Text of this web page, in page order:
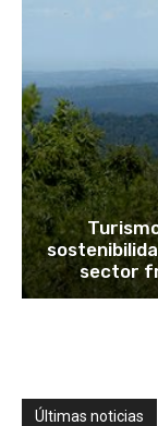
sector
Últimas noticias